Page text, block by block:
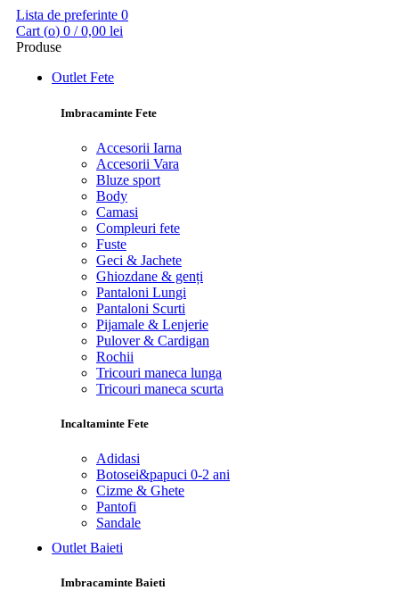
Lista de preferinte 0
Cart (o) 0 / 0,00 lei
Produse
Outlet Fete
Imbracaminte Fete
Accesorii Iarna
Accesorii Vara
Bluze sport
Body
Camasi
Compleuri fete
Fuste
Geci & Jachete
Ghiozdane & genți
Pantaloni Lungi
Pantaloni Scurti
Pijamale & Lenjerie
Pulover & Cardigan
Rochii
Tricouri maneca lunga
Tricouri maneca scurta
Incaltaminte Fete
Adidasi
Botosei&papuci 0-2 ani
Cizme & Ghete
Pantofi
Sandale
Outlet Baieti
Imbracaminte Baieti